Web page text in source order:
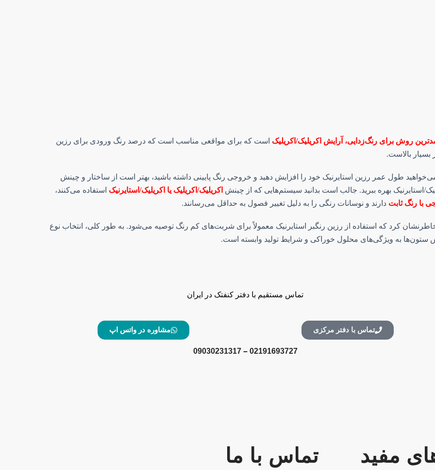
روش برای رنگ‌زدایی، آرایش اکریلیک/اکریلیک است که برای مواقعی مناسب است که درصد رنگ ورودی برای رزین
بسیار بالاست.
طول عمر رزین استایرنیک خود را افزایش دهید و خروجی رنگ پایینی داشته باشید، بهتر است از ساختار و چینش
استایرنیک بهره ببرید. جالب است بدانید سیستم‌هایی که از چینش اکریلیک/اکریلیک یا اکریلیک/استایرنیک استفاده می‌کنند،
با رنگ ثابت دارند و نوسانات رنگی را به دلیل تغییر فصول به حداقل می‌رسانند.
خاطرنشان کرد که استفاده از رزین رنگبر استایرنیک معمولاً برای شربت‌های کم رنگ توصیه می‌شود. به طور کلی، انتخاب نوع
ستون‌ها به ویژگی‌های محلول خوراکی و شرایط تولید وابسته است.
تماس مستقیم با دفتر کنفتک در ایران
تماس با دفتر مرکزی مشاوره در واتس اپ
02191693727
–
09030231317
مفید تماس با ما